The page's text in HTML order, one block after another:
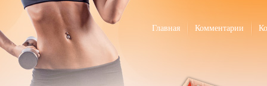
Главная Комментарии